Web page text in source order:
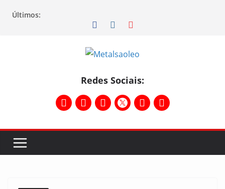
Últimos:
Redes Sociais: